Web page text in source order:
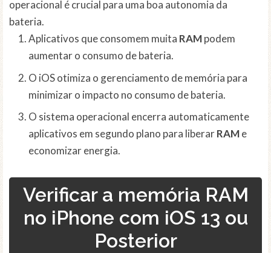
operacional é crucial para uma boa autonomia da
bateria.
Aplicativos que consomem muita RAMpodem
aumentar o consumo de bateria.
O iOS otimiza o gerenciamento de memória para
minimizar o impacto no consumo de bateria.
O sistema operacional encerra automaticamente
aplicativos em segundo plano para liberarRAMe
economizar energia.
Verificar a memória RAM
no iPhone com iOS 13 ou
Posterior